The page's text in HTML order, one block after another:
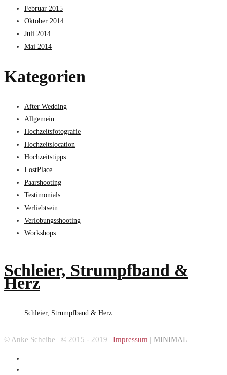
Februar 2015
Oktober 2014
Juli 2014
Mai 2014
Kategorien
After Wedding
Allgemein
Hochzeitsfotografie
Hochzeitslocation
Hochzeitstipps
LostPlace
Paarshooting
Testimonials
Verliebtsein
Verlobungsshooting
Workshops
Schleier, Strumpfband &
Herz
Schleier, Strumpfband & Herz
© Anke Scheibe | © 2015 - 2019 | Impressum | MINIMAL